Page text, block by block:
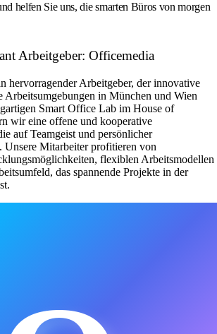
helfen Sie uns, die smarten Büros von morgen
Arbeitgeber: Officemedia
Arbeitgeber, der innovative
Arbeitsumgebungen in München und Wien
Smart Office Lab im House of
wir eine offene und kooperative
auf Teamgeist und persönlicher
Unsere Mitarbeiter profitieren von
flexiblen Arbeitsmodellen
das spannende Projekte in der